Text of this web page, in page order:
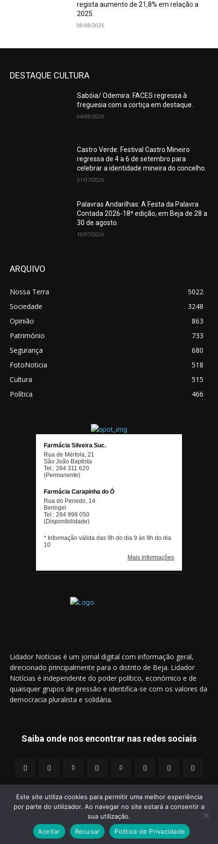
regista aumento de 21,8% em relação a
2025.
08/08/2026
DESTAQUE CULTURA
Sabóia/ Odemira: FACES regressa à
freguesia com a cortiça em destaque.
04/08/2026
Castro Verde: Festival Castro Mineiro
regressa de 4 a 6 de setembro para
celebrar a identidade mineira do concelho.
31/07/2026
Palavras Andarilhas: A Festa da Palavra
Contada 2026-18ª edição, em Beja de 28 a
30 de agosto.
10/07/2026
ARQUIVO
Nossa Terra
5022
Sociedade
3248
Opinião
863
Património
733
Segurança
680
FotoNoticia
518
Cultura
515
Política
466
Lidador Notícias é um jornal digital com informação geral,
direcionado principalmente para o distrito de Beja. Lidador
Notícias é independente do poder político, económico e de
quaisquer grupos de pressão e identifica-se com os valores da
democracia pluralista e solidária.
Saiba onde nos encontrar nas redes sociais
© 2014 - 2025 Lidador Notícias. | Todos os Direitos Reservados.
Termos e Condições Política de Privacidade Publicidade
Este site utiliza cookies para permitir uma melhor experiência
por parte do utilizador. Ao navegar no site estará a consentir a
sua utilização.
Aceitar
Recusar Politica de Privacidade